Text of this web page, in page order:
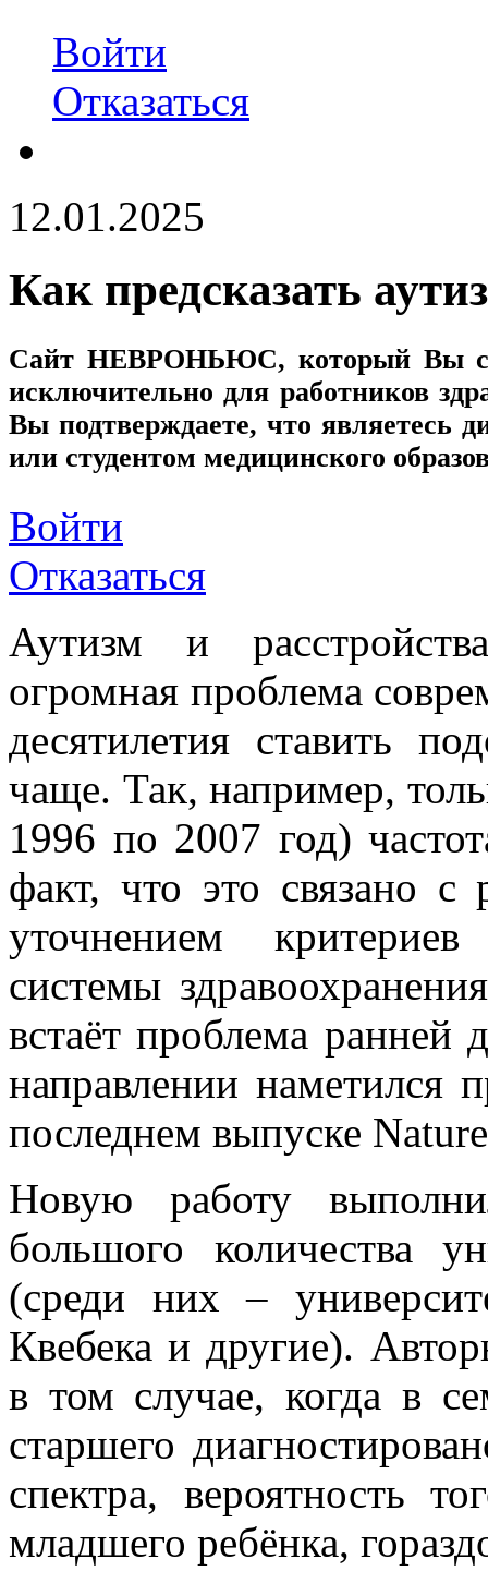
Войти
Отказаться
12.01.2025
Как предсказать
Сайт НЕВРОНЬЮС, который Вы
исключительно для работников
Вы подтверждаете, что являетесь
или студентом медицинского
Войти
Отказаться
Аутизм и
огромная проблема
десятилетия ставить
чаще. Так, например,
1996 по 2007 год)
факт, что это связано с
уточнением
системы
встаёт проблема ранней
направлении наметился
последнем выпуске
Новую работу
большого количества
(среди них –
Квебека и другие).
в том случае, когда в
старшего
спектра, вероятность
младшего ребёнка,